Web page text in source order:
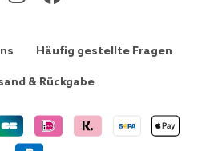
Häufig gestellte Fragen
& Rückgabe